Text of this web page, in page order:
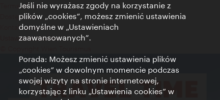
Terms of Use
Dostępność
Kontakt prasowy
Ustawienia cookies
Jeśli nie wyrażasz zgody na korzystanie z
plików „cookies”, możesz zmienić ustawienia
domyślne w „Ustawieniach
zaawansowanych”.
Porada: Możesz zmienić ustawienia plików
„cookies” w dowolnym momencie podczas
swojej wizyty na stronie internetowej,
korzystając z linku „Ustawienia cookies” w